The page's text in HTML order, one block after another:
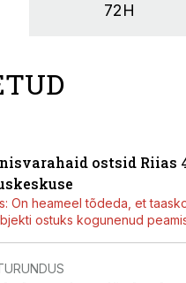
72H
ostsid Riias
On heameel tõdeda, et
ostuks kogunenud